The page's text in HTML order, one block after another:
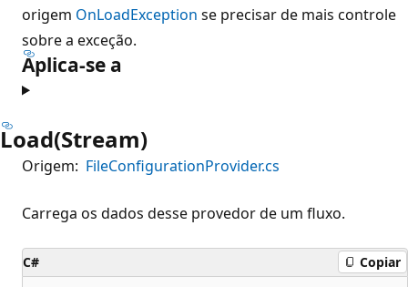
origem OnLoadException se precisar de mais controle
sobre a exceção.
Aplica-se a
Load(Stream)
Origem: FileConfigurationProvider.cs
Carrega os dados desse provedor de um fluxo.
C# Copiar